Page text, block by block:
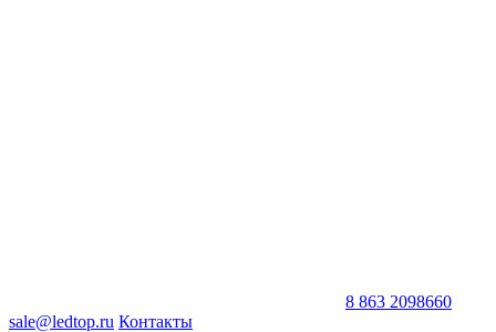
8 863 2098660
sale@ledtop.ru Контакты